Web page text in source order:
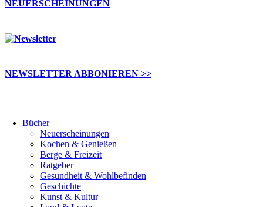
NEUERSCHEINUNGEN
NEWSLETTER ABBONIEREN >>
Bücher
Neuerscheinungen
Kochen & Genießen
Berge & Freizeit
Ratgeber
Gesundheit & Wohlbefinden
Geschichte
Kunst & Kultur